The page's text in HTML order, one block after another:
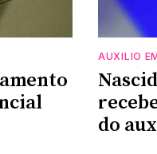
AUXILIO
do